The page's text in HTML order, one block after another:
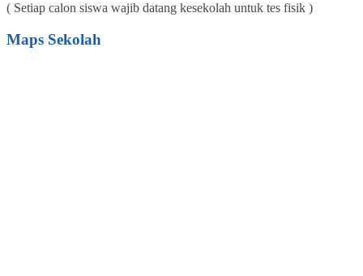
( Setiap calon siswa wajib datang kesekolah untuk tes fisik )
Maps Sekolah